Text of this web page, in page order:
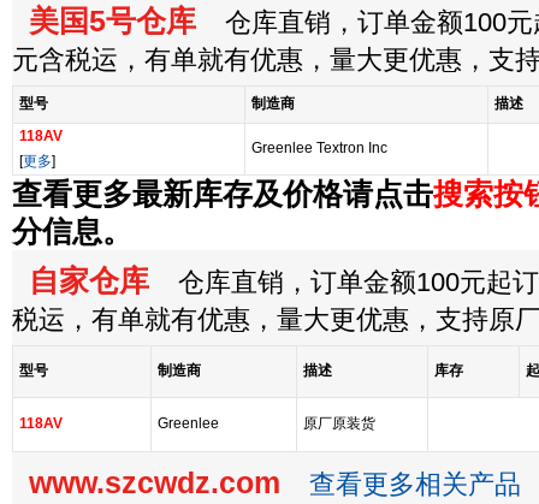
美国5号仓库 仓库直销，订单金额100元
元含税运，有单就有优惠，量大更优惠，支
型号 制造商
描述
118AV
[更多]
Greenlee Textron Inc
查看更多最新库存及价格请点击搜索按
分信息。
自家仓库 仓库直销，订单金额100元起
税运，有单就有优惠，量大更优惠，支持原
型号 制造商 描述 库存
118AV Greenlee 原厂原装货
www.szcwdz.com 查看更多相关产品